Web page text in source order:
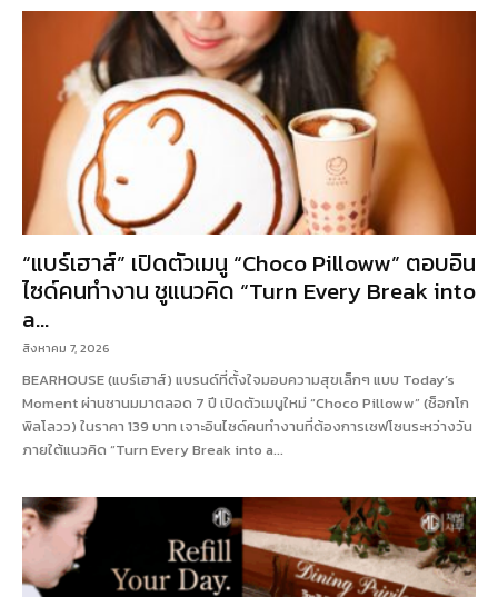
“แบร์เฮาส์” เปิดตัวเมนู “Choco Pilloww” ตอบอิน
ไซด์คนทำงาน ชูแนวคิด “Turn Every Break into
a...
สิงหาคม 7, 2026
BEARHOUSE (แบร์เฮาส์) แบรนด์ที่ตั้งใจมอบความสุขเล็กๆ แบบ Today’s
Moment ผ่านชานมมาตลอด 7 ปี เปิดตัวเมนูใหม่ “Choco Pilloww” (ช็อกโก
พิลโลวว) ในราคา 139 บาท เจาะอินไซด์คนทำงานที่ต้องการเซฟโซนระหว่างวัน
ภายใต้แนวคิด “Turn Every Break into a...